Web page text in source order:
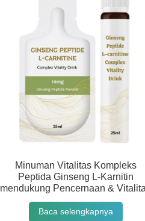
Minuman Vitalitas Kompleks
Peptida Ginseng L-Karnitin
mendukung Pencernaan &
Baca selengkapnya